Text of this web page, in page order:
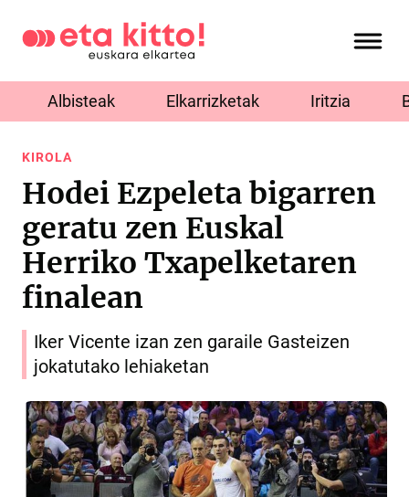
Albisteak Elkarrizketak Iritzia
KIROLA
Hodei Ezpeleta bigarren
geratu zen Euskal
Herriko Txapelketaren
finalean
Iker Vicente izan zen garaile Gasteizen
jokatutako lehiaketan